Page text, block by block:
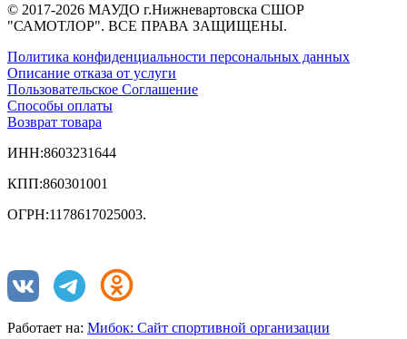
© 2017-2026 МАУДО г.Нижневартовска СШОР
"САМОТЛОР". ВСЕ ПРАВА ЗАЩИЩЕНЫ.
Политика конфиденциальности персональных данных
Описание отказа от услуги
Пользовательское Соглашение
Способы оплаты
Возврат товара
ИНН:8603231644
КПП:860301001
ОГРН:1178617025003.
Работает на: Мибок: Сайт спортивной организации